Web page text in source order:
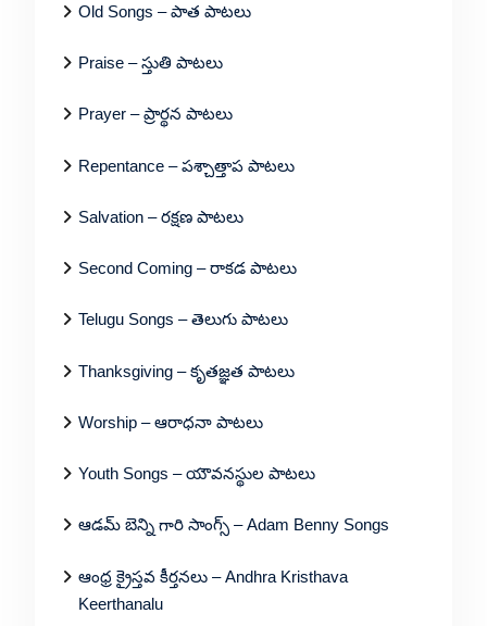
Old Songs – పాత పాటలు
Praise – స్తుతి పాటలు
Prayer – ప్రార్థన పాటలు
Repentance – పశ్చాత్తాప పాటలు
Salvation – రక్షణ పాటలు
Second Coming – రాకడ పాటలు
Telugu Songs – తెలుగు పాటలు
Thanksgiving – కృతజ్ఞత పాటలు
Worship – ఆరాధనా పాటలు
Youth Songs – యౌవనస్థుల పాటలు
ఆడమ్ బెన్ని గారి సాంగ్స్ – Adam Benny Songs
ఆంధ్ర క్రైస్తవ కీర్తనలు – Andhra Kristhava
Keerthanalu